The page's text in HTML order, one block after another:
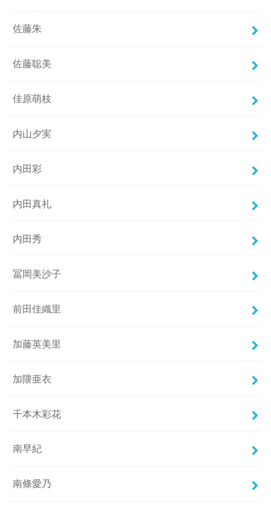
佐藤朱
佐藤聡美
佳原萌枝
内山夕実
内田彩
内田真礼
内田秀
冨岡美沙子
前田佳織里
加藤英美里
加隈亜衣
千本木彩花
南早紀
南條愛乃